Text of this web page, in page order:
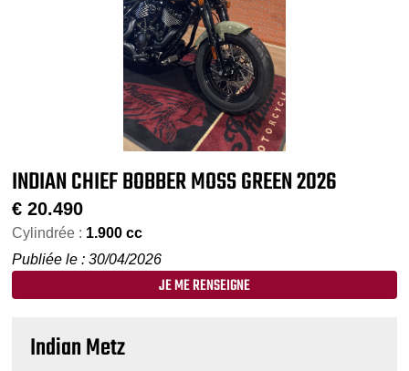
INDIAN CHIEF BOBBER MOSS GREEN 2026
€20.490
Cylindrée : 1.900 cc
Publiée le : 30/04/2026
JE ME RENSEIGNE
Indian Metz